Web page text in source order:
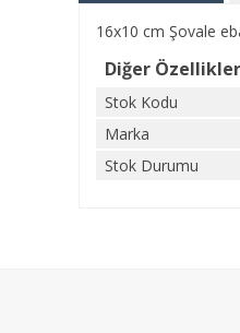
16x10 cm Şovale
Diğer Özellikler
Stok Kodu
Marka
Stok Durumu